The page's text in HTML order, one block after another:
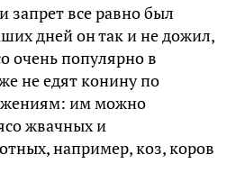
запрет все равно был
дней он так и не дожил,
очень популярно в
не едят конину по
им можно
жвачных и
например, коз, коров